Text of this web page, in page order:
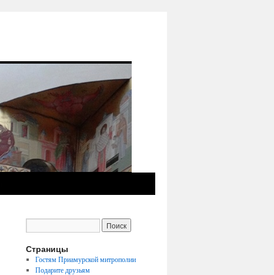
Страницы
Гостям Приамурской митрополии
Подарите друзьям